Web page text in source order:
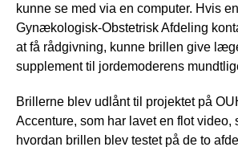
kunne se med via en computer. Hvis
Gynækologisk-Obstetrisk Afdeling
at få rådgivning, kunne brillen give
supplement til jordemoderens
Brillerne blev udlånt til projektet på
Accenture, som har lavet en flot video,
hvordan brillen blev testet på de to